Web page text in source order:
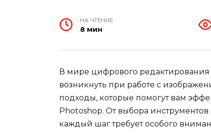
НА ЧТЕНИЕ
8 мин
В мире цифрового редактирования
возникнуть при работе с
подходы, которые помогут вам
Photoshop. От выбора
каждый шаг требует особого